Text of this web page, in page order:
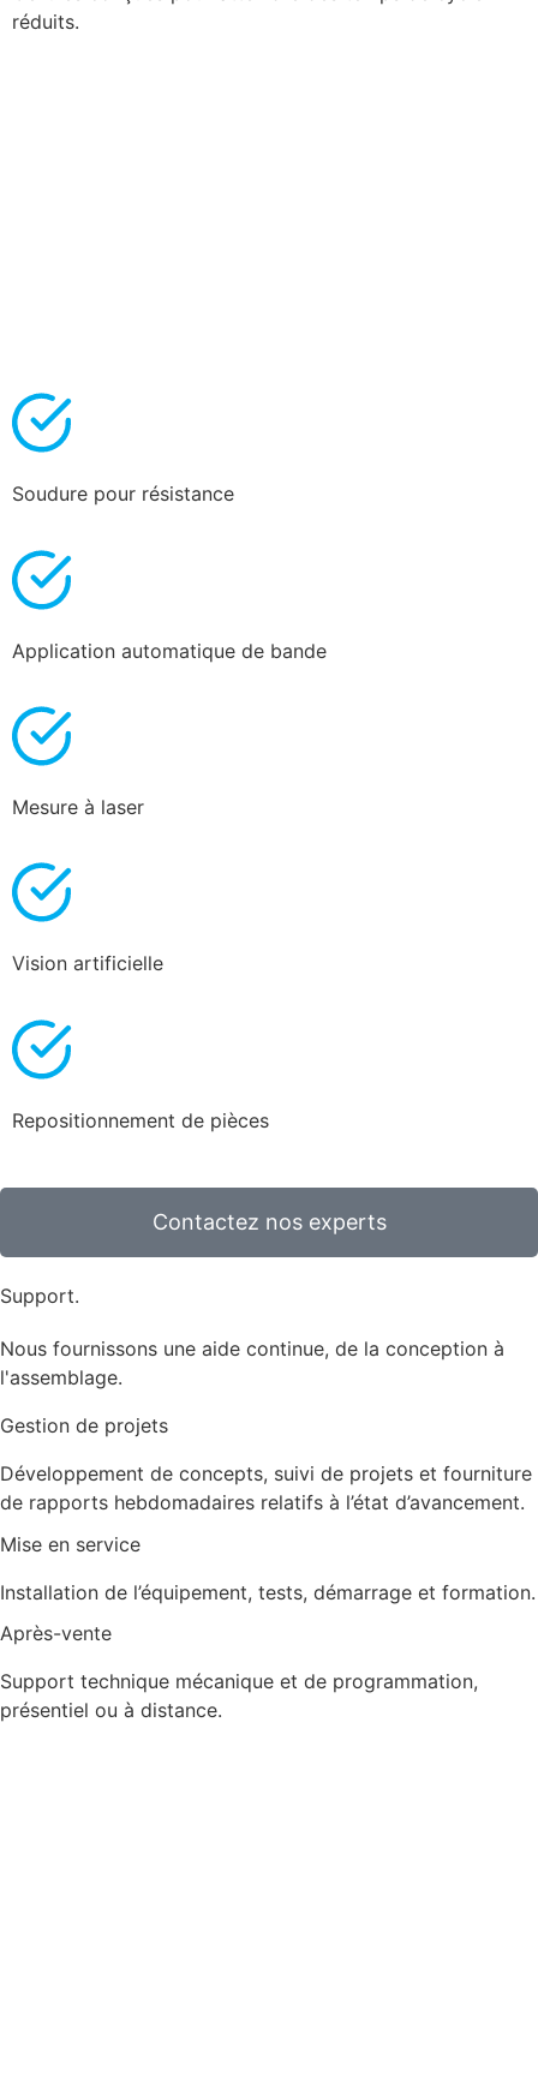
réduits.
Soudure pour résistance
Application automatique de bande
Mesure à laser
Vision artificielle
Repositionnement de pièces
Contactez nos experts
Support.
Nous fournissons une aide continue, de la conception à
l'assemblage.
Gestion de projets
Développement de concepts, suivi de projets et fourniture
de rapports hebdomadaires relatifs à l’état d’avancement.
Mise en service
Installation de l’équipement, tests, démarrage et formation.
Après-vente
Support technique mécanique et de programmation,
présentiel ou à distance.